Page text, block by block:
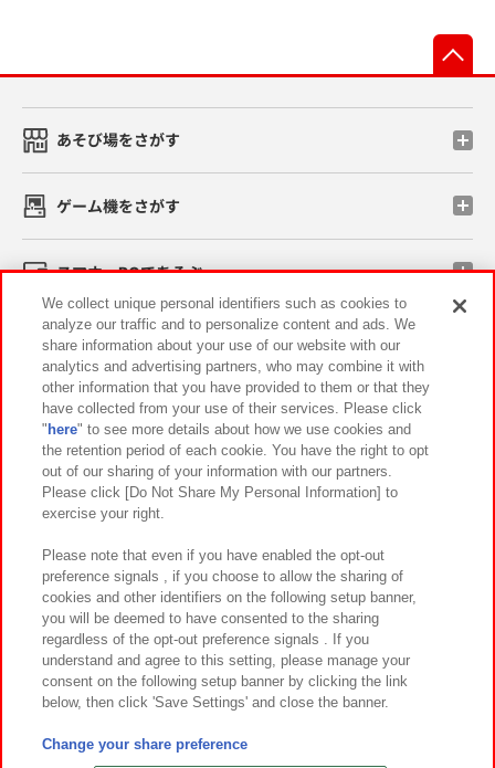
あそび場をさがす
ゲーム機をさがす
スマホ・PCであそぶ
イベント・キャンペーン
関連会社 サステナビリティ サイトポリシー
プライバシーポリシー ウェブアクセシビリティ方針と検証結果
お取引先さまとともに
カスタマーハラスメント対応方針 よくあるご質問・お問い合わせ
©Bandai Namco Amusement Inc.
©Bandai Namco Amusement Lab Inc.
We collect unique personal identifiers such as cookies to
analyze our traffic and to personalize content and ads. We
share information about your use of our website with our
analytics and advertising partners, who may combine it with
other information that you have provided to them or that they
have collected from your use of their services. Please click
" here" to see more details about how we use cookies and
the retention period of each cookie. You have the right to opt
out of our sharing of your information with our partners.
Please click [Do Not Share My Personal Information] to
exercise your right.
Please note that even if you have enabled the opt-out
preference signals , if you choose to allow the sharing of
cookies and other identifiers on the following setup banner,
you will be deemed to have consented to the sharing
regardless of the opt-out preference signals . If you
understand and agree to this setting, please manage your
consent on the following setup banner by clicking the link
below, then click 'Save Settings' and close the banner.
Change your share preference